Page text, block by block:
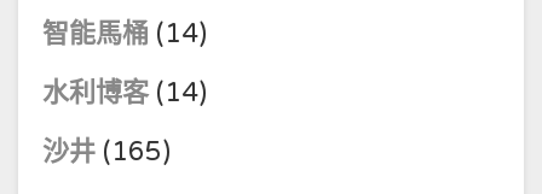
智能馬桶 (14)
水利博客(14)
沙井 (165)